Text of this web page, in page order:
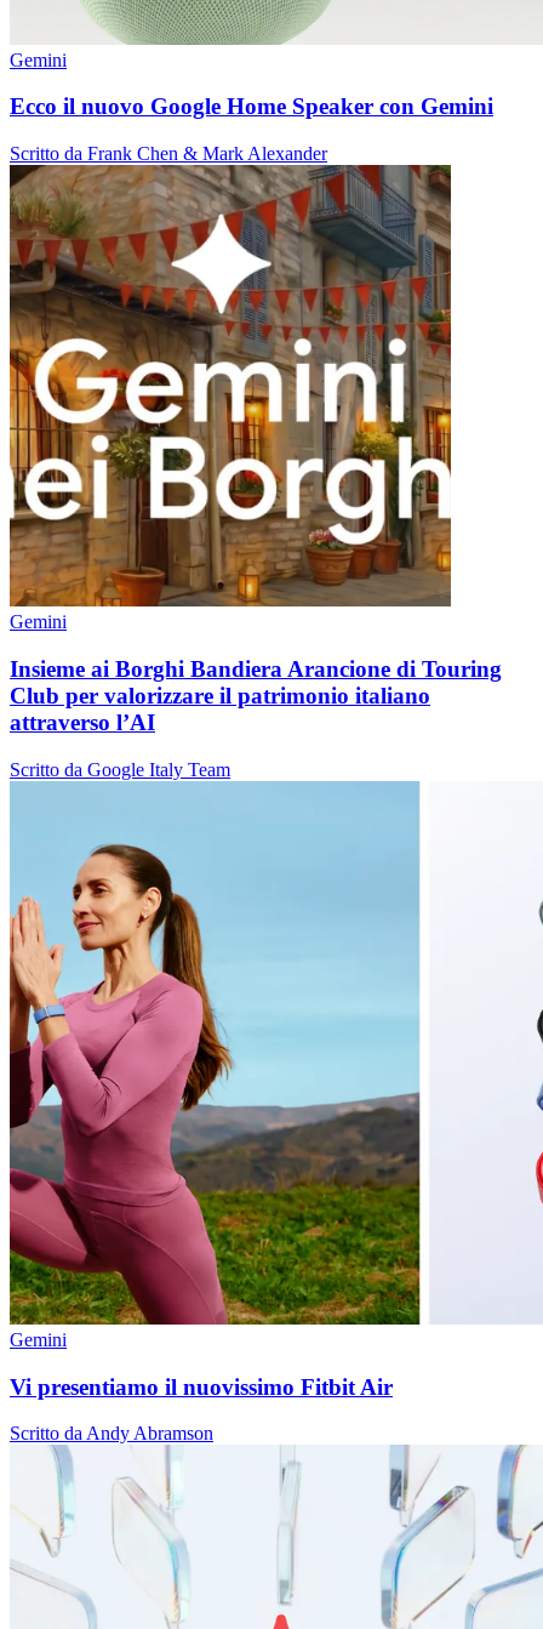
Gemini
Ecco il nuovo Google Home Speaker con Gemini
Scritto da Frank Chen & Mark Alexander
Gemini
Insieme ai Borghi Bandiera Arancione di Touring
Club per valorizzare il patrimonio italiano
attraverso l’AI
Scritto da Google Italy Team
Gemini
Vi presentiamo il nuovissimo Fitbit Air
Scritto da Andy Abramson